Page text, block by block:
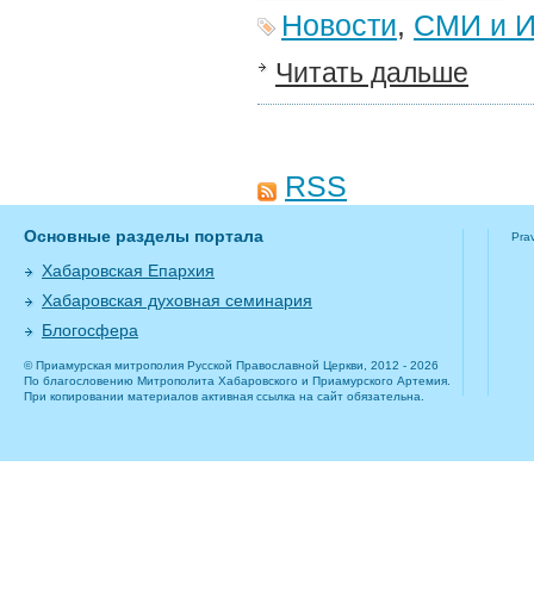
Новости, СМИ и
Читать дальше
RSS
Основные разделы портала
Хабаровская Епархия
Хабаровская духовная семинария
Блогосфера
© Приамурская митрополия Русской Православной Церкви, 2012 - 2026
По благословению Митрополита Хабаровского и Приамурского Артемия.
При копировании материалов активная ссылка на сайт обязательна.